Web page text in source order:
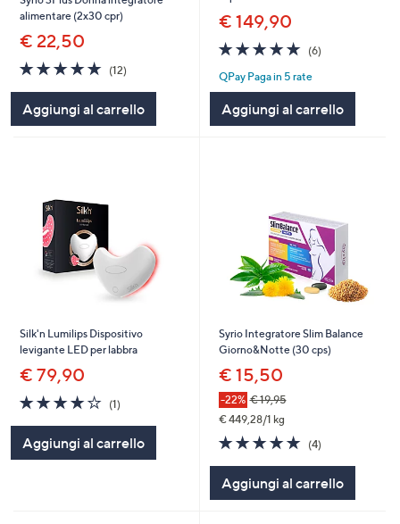
alimentare (2x30 cpr)
€ 22,50
4.7
of
5
Stars
(12)
Aggiungi al carrello
€ 149,90
4.7
of
5
Stars
(6)6
QPay Paga in 5 rate
Aggiungi al carrello
Silk'n Lumilips Dispositivo
levigante LED per labbra
€ 79,90
4.0
of
5
Stars
(1)
Aggiungi al carrello
Syrio Integratore Slim Balance
Giorno&Notte (30 cps)
€ 15,50
-22% € 19,95
€ 449,28/1 kg
4.8
of
Stars
(4)4
Aggiungi al carrello